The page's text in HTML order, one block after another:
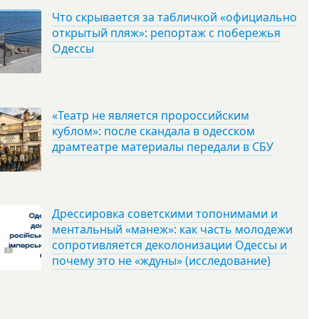
Что скрывается за табличкой «официально
открытый пляж»: репортаж с побережья
Одессы
«Театр не является пророссийским
кублом»: после скандала в одесском
драмтеатре материалы передали в СБУ
Дрессировка советскими топонимами и
ментальный «манеж»: как часть молодежи
сопротивляется деколонизации Одессы и
почему это не «ждуны» (исследование)